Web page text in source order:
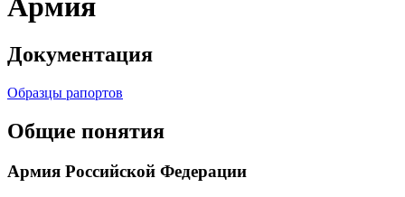
Документация
Образцы рапортов
Общие понятия
Армия Российской Федерации